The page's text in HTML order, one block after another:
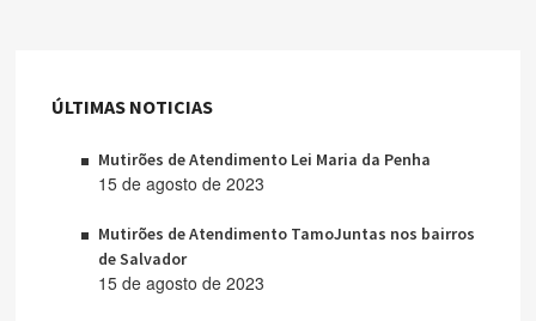
ÚLTIMAS NOTICIAS
Mutirões de Atendimento Lei Maria da Penha
15 de agosto de 2023
Mutirões de Atendimento TamoJuntas nos bairros
de Salvador
15 de agosto de 2023